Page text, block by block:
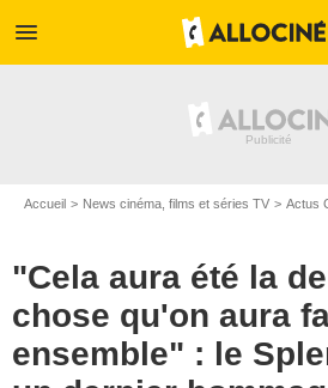
menu
Accueil News cinéma, films et séries TV Actus
"Cela aura été la
chose qu'on aura
ensemble" : le